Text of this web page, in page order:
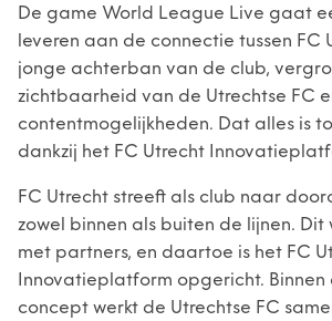
De game World League Live gaat
leveren aan de connectie tussen FC
jonge achterban van de club,
zichtbaarheid van de Utrechtse FC
contentmogelijkheden. Dat alles is
dankzij het FC Utrecht
FC Utrecht streeft als club naar
zowel binnen als buiten de lijnen.
met partners, en daartoe is het FC
Innovatieplatform opgericht. Binnen
concept werkt de Utrechtse FC